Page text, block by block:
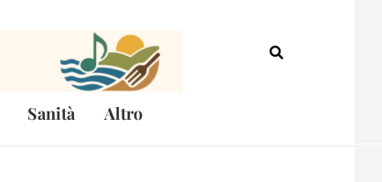
Sanità Altro